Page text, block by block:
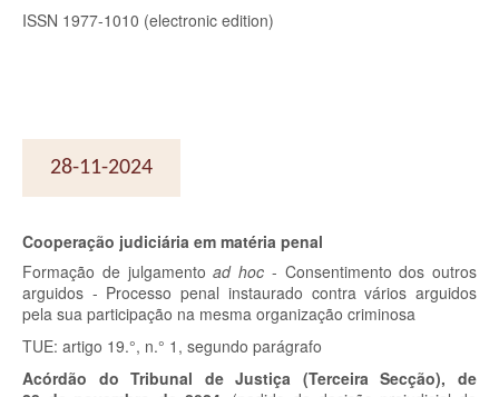
ISSN 1977-1010 (electronic edition)
28-11-2024
Cooperação judiciária em matéria penal
Formação de julgamentoad hoc - Consentimento dos outros
arguidos - Processo penal instaurado contra vários arguidos
pela sua participação na mesma organização criminosa
TUE: artigo 19.°, n.° 1, segundo parágrafo
Acórdão do Tribunal de Justiça (Terceira Secção), de